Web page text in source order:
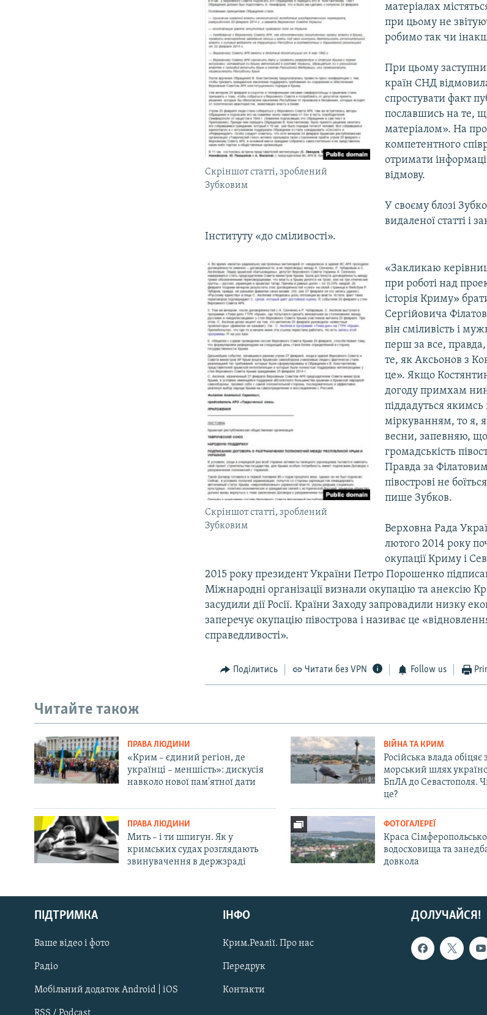
Русский
Qırımtatar
ДОЛУЧАЙСЯ!
Скріншот статті, зроблений
Зубковим
матеріалах
при цьому не
робимо так чи
При цьому
країн СНД
спростувати факт
пославшись на те,
матеріалом». На
компетентного
отримати
відмову.
У своєму блозі
видаленої статті і
Інституту «до сміливості».
Скріншот статті, зроблений
Зубковим
«Закликаю
при роботі над
історія Криму»
Сергійовича
він сміливість і
перш за все,
те, як Аксьонов з
це». Якщо
догоду примхам
піддадуться
міркуванням, то я,
весни, запевняю,
громадськість
Правда за
півострові не
пише Зубков.
Верховна Рада
лютого 2014 року
окупації Криму і
2015 року президент України Петро Порошенко
Міжнародні організації визнали окупацію та анексію
засудили дії Росії. Країни Заходу запровадили низку
заперечує окупацію півострова і називає це
справедливості».
Поділитись Читати без VPN Follow us
Читайте також
ПРАВА ЛЮДИНИ
«Крим – єдиний регіон, де
українці – меншість»: дискусія
навколо нової пам'ятної дати
ВІЙНА ТА КРИМ
Російська влада обіцяє
морський шлях
БпЛА до Севастополя.
це?
ПРАВА ЛЮДИНИ
Мить – і ти шпигун. Як у
кримських судах розглядають
звинувачення в держзраді
ФОТОГАЛЕРЕЇ
Краса
водосховища та
довкола
ДОЛУЧАЙСЯ!
ПІДТРИМКА
Ваше відео і фото
Радіо
Мобільний додаток Android | iOS
RSS / Podcast
ІНФО
Крим.Реалії. Про нас
Передрук
Контакти